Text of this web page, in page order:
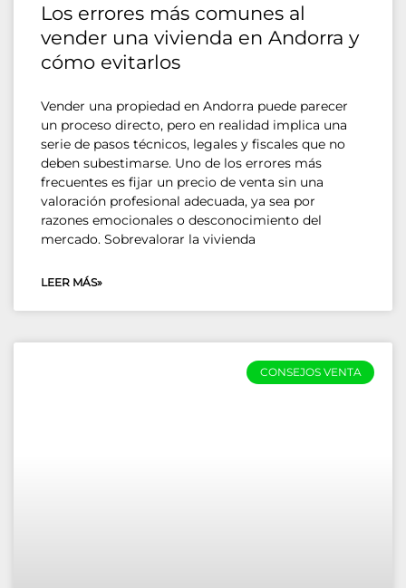
Los errores más comunes al
vender una vivienda en Andorra y
cómo evitarlos
Vender una propiedad en Andorra puede parecer
un proceso directo, pero en realidad implica una
serie de pasos técnicos, legales y fiscales que no
deben subestimarse. Uno de los errores más
frecuentes es fijar un precio de venta sin una
valoración profesional adecuada, ya sea por
razones emocionales o desconocimiento del
mercado. Sobrevalorar la vivienda
LEER MÁS»
CONSEJOS VENTA